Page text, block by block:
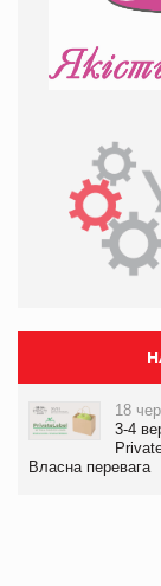
18
3-4
Власна перевага